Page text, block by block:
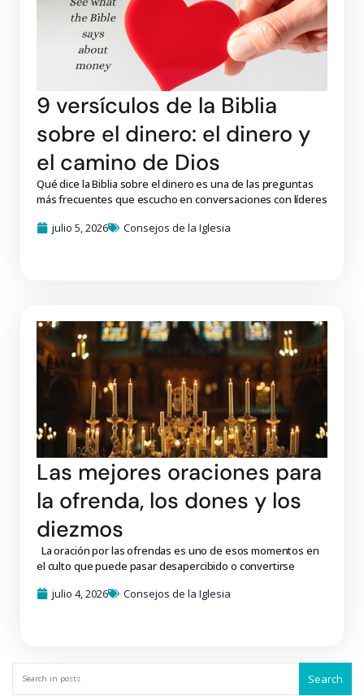
9 versículos de la Biblia
sobre el dinero: el dinero y
el camino de Dios
Qué dice la Biblia sobre el dinero es una de las preguntas
más frecuentes que escucho en conversaciones con líderes
julio 5, 2026
Consejos de la Iglesia
Las mejores oraciones para
la ofrenda, los dones y los
diezmos
La oración por las ofrendas es uno de esos momentos en
el culto que puede pasar desapercibido o convertirse
julio 4, 2026
Consejos de la Iglesia
Search